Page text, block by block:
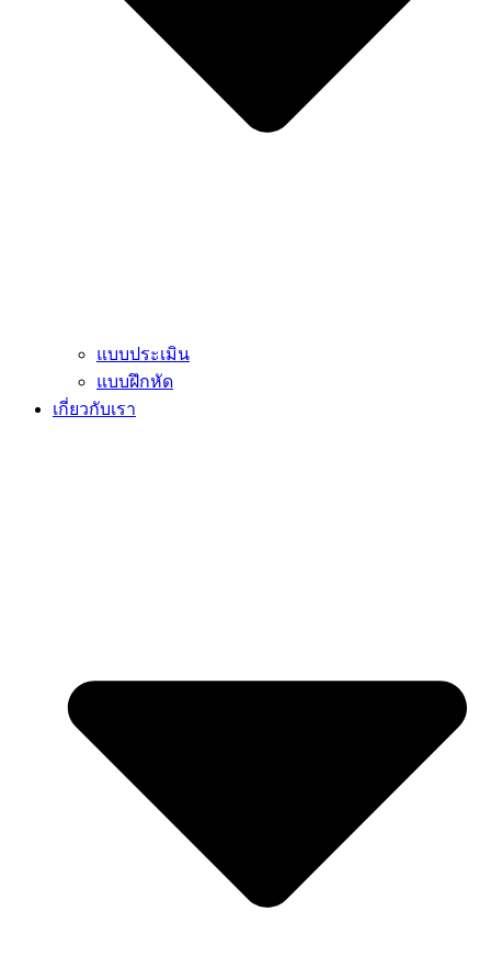
แบบประเมิน
แบบฝึกหัด
เกี่ยวกับเรา